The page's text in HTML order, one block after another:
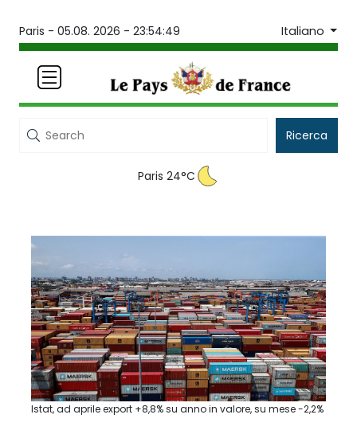
Paris - 05.08. 2026 - 23:54:49 Italiano
Ricerca
Paris 24°C
Istat, ad aprile export +8,8% su anno in valore, su mese -2,2%